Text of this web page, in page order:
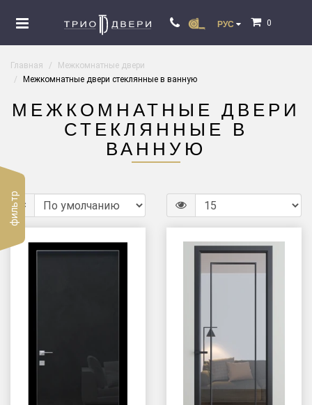
РУС 0
Главная
Межкомнатные двери
Межкомнатные двери стеклянные в ванную
МЕЖКОМНАТНЫЕ ДВЕРИ
СТЕКЛЯННЫЕ В
ВАННУЮ
фильтр